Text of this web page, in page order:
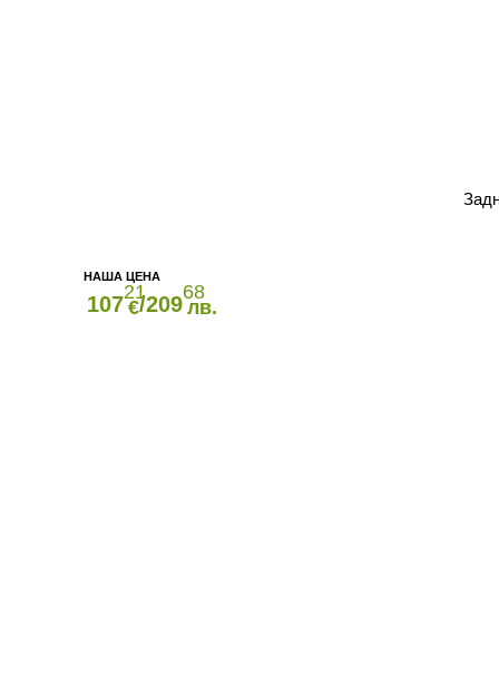
10721
€/20968
лв.